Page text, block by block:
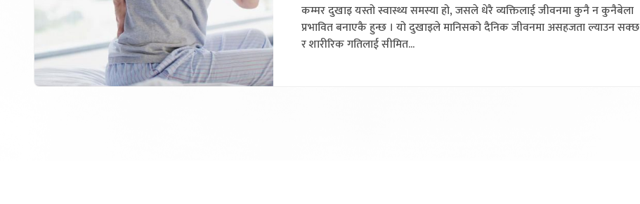
कम्मर दुखाइ यस्तो स्वास्थ्य समस्या हो, जसले धेरै व्यक्तिलाई जीवनमा कुनै न कुनैबेला
प्रभावित बनाएकै हुन्छ । यो दुखाइले मानिसको दैनिक जीवनमा असहजता ल्याउन सक्छ
र शारीरिक गतिलाई सीमित...